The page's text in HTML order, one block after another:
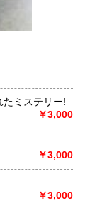
美術工芸、国
ミステリー!
￥3,000
￥3,000
￥3,000